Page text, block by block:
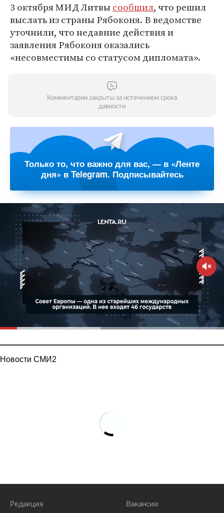
3 октября МИД Литвысообщил, что решил
выслать из страны Рябоконя. В ведомстве
уточнили, что недавние действия и
заявления Рябоконя оказались
«несовместимы со статусом дипломата».
Комментарии закрыты за истечением срока
давности
Только то, что важно для вас, — в «Ленте
дня» в Telegram. Подписывайтесь
Новости СМИ2
Редакция Вакансии